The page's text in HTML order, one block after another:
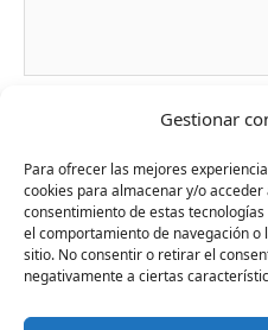
Gestionar
Para ofrecer las mejores
cookies para almacenar y/o
consentimiento de estas
el comportamiento de navegación
sitio. No consentir o retirar el
negativamente a ciertas
Correo
electrónico*